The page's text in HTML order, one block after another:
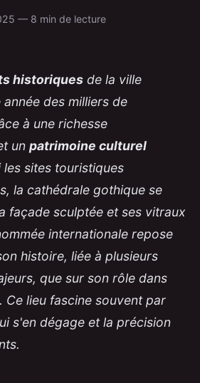
— 8 min de lecture
historiques de la ville
des milliers de
à une richesse
un patrimoine culturel
les sites touristiques
la cathédrale gothique se
façade sculptée et ses vitraux
internationale repose
histoire, liée à plusieurs
que sur son rôle dans
Ce lieu fascine souvent par
s'en dégage et la précision